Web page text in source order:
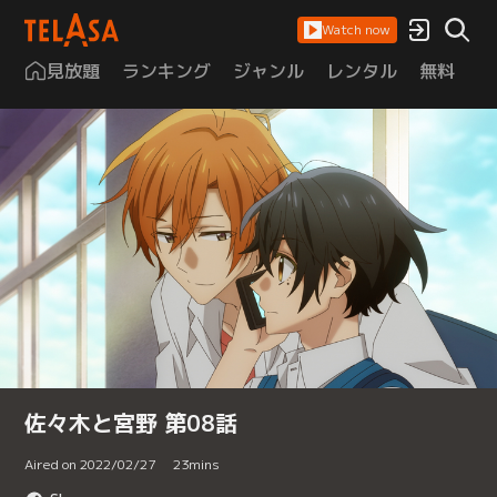
Watch now
見放題 ランキング ジャンル レンタル 無料
佐々木と宮野 第08話
Aired on 2022/02/27 23mins